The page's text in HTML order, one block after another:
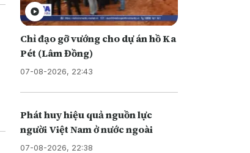
Chỉ đạo gỡ vướng cho dự án hồ Ka
Pét (Lâm Đồng)
07-08-2026, 22:43
Phát huy hiệu quả nguồn lực
người Việt Nam ở nước ngoài
07-08-2026, 22:38